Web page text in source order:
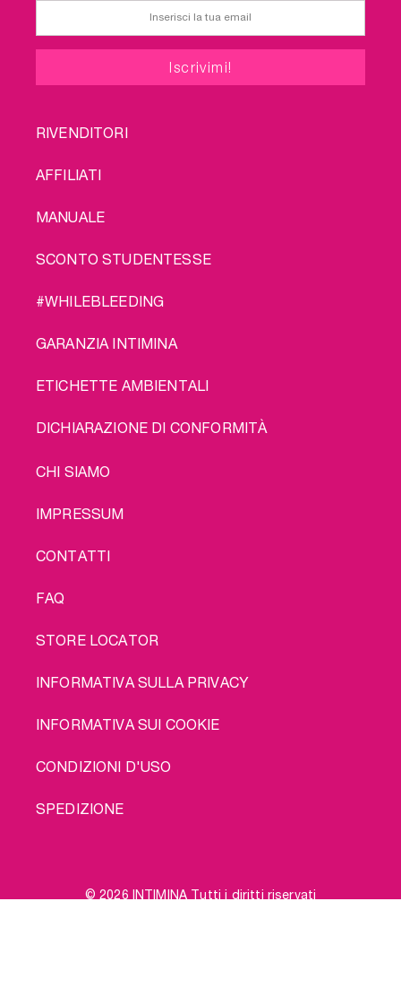
FOOTER
RIVENDITORI
AFFILIATI
MANUALE
SCONTO STUDENTESSE
#WHILEBLEEDING
GARANZIA INTIMINA
ETICHETTE AMBIENTALI
DICHIARAZIONE DI CONFORMITÀ
LEGAL
CHI SIAMO
IMPRESSUM
CONTATTI
FAQ
STORE LOCATOR
INFORMATIVA SULLA PRIVACY
INFORMATIVA SUI COOKIE
CONDIZIONI D'USO
SPEDIZIONE
© 2026 INTIMINA Tutti i diritti riservati